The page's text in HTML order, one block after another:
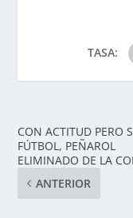
TASA:
CON ACTITUD PERO
FÚTBOL, PEÑAROL
ELIMINADO DE LA
ANTERIOR